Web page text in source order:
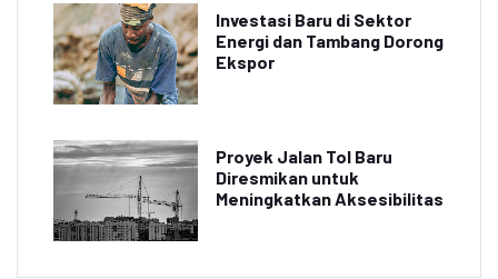
Investasi Baru di Sektor
Energi dan Tambang Dorong
Ekspor
Proyek Jalan Tol Baru
Diresmikan untuk
Meningkatkan Aksesibilitas